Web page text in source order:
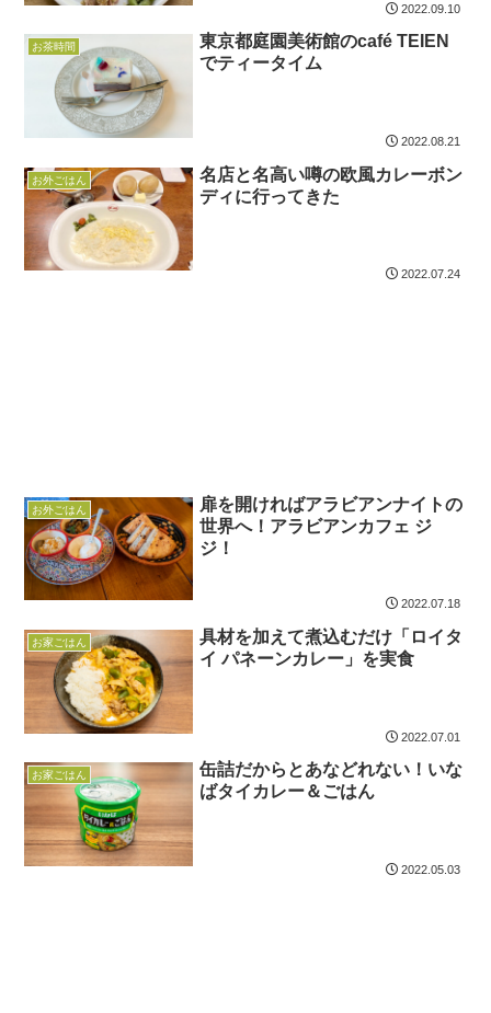
2022.09.10
お茶時間
東京都庭園美術館のcafé TEIEN
でティータイム
2022.08.21
お外ごはん
名店と名高い噂の欧風カレーボン
ディに行ってきた
2022.07.24
お外ごはん
扉を開ければアラビアンナイトの
世界へ！アラビアンカフェ ジ
ジ！
2022.07.18
お家ごはん
具材を加えて煮込むだけ「ロイタ
イ パネーンカレー」を実食
2022.07.01
お家ごはん
缶詰だからとあなどれない！いな
ばタイカレー＆ごはん
2022.05.03